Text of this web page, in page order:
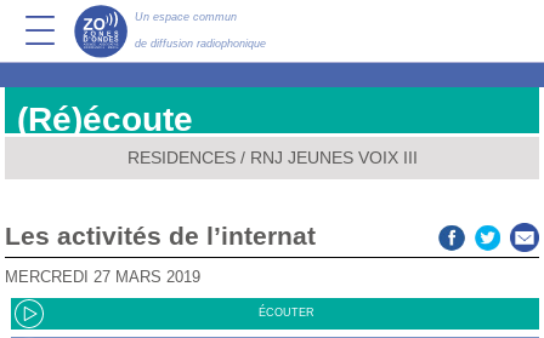
Un espace commun
de diffusion radiophonique
(Ré)écoute
RESIDENCES/ RNJ JEUNES VOIX III
Les activités de l’internat
MERCREDI 27 MARS 2019
ÉCOUTER